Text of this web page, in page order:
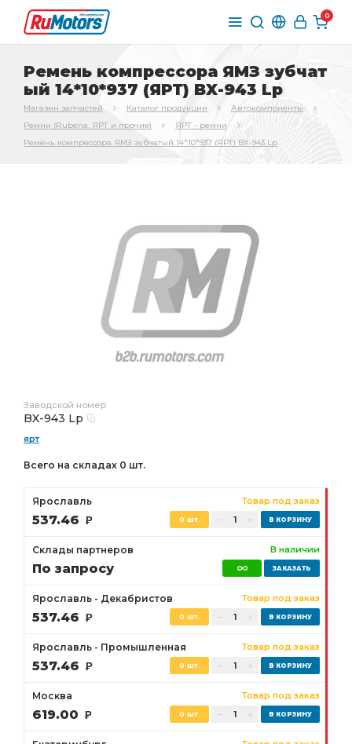
0
Ремень компрессора ЯМЗ зубчат
ый 14*10*937 (ЯРТ) BX-943 Lp
Магазин запчастей Каталог продукции
Автокомпоненты
Ремни (Rubena, ЯРТ и прочие)
ЯРТ - ремни
Ремень компрессора ЯМЗ зубчатый 14*10*937 (ЯРТ) BX-943 Lp
Заводской номер
BX-943 Lp
ярт
Всего на складах 0 шт.
Ярославль Товар под заказ
537.46 Р 0 шт.
Склады партнеров В наличии
По запросу
Ярославль - Декабристов Товар под заказ
537.46 Р 0 шт.
Ярославль - Промышленная Товар под заказ
537.46 Р 0 шт.
Москва Товар под заказ
619.00 Р 0 шт.